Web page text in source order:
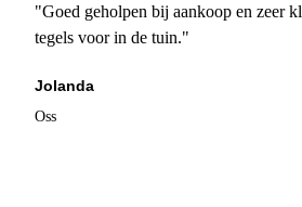
"Goed geholpen bij aankoop en zeer
tegels voor in de tuin."
Jolanda
Oss